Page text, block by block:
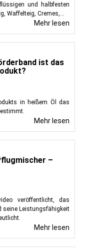
und halbfesten
Waffelteig, Cremes,...
Mehr lesen
ist das
in heißem Öl das
Mehr lesen
–
veröffentlicht, das
seine Leistungsfähigkeit
Mehr lesen